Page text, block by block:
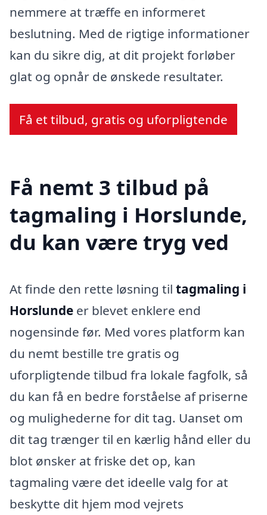
nemmere at træffe en informeret
beslutning. Med de rigtige informationer
kan du sikre dig, at dit projekt forløber
glat og opnår de ønskede resultater.
Få et tilbud, gratis og uforpligtende
Få nemt 3 tilbud på
tagmaling i Horslunde,
du kan være tryg ved
At finde den rette løsning til tagmaling i
Horslunde er blevet enklere end
nogensinde før. Med vores platform kan
du nemt bestille tre gratis og
uforpligtende tilbud fra lokale fagfolk, så
du kan få en bedre forståelse af priserne
og mulighederne for dit tag. Uanset om
dit tag trænger til en kærlig hånd eller du
blot ønsker at friske det op, kan
tagmaling være det ideelle valg for at
beskytte dit hjem mod vejrets